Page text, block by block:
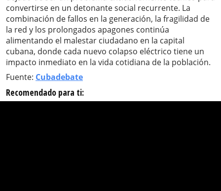
convertirse en un detonante social recurrente. La
combinación de fallos en la generación, la fragilidad de
la red y los prolongados apagones continúa
alimentando el malestar ciudadano en la capital
cubana, donde cada nuevo colapso eléctrico tiene un
impacto inmediato en la vida cotidiana de la población.
Fuente: Cubadebate
Recomendado para ti: